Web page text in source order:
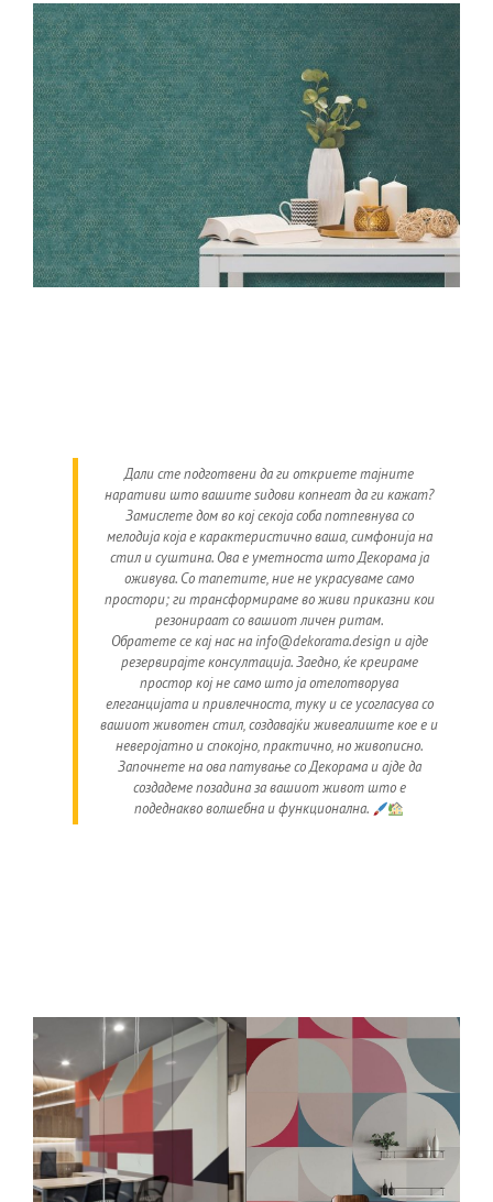
Дали сте подготвени да ги откриете тајните
наративи што вашите ѕидови копнеат да ги кажат?
Замислете дом во кој секоја соба потпевнува со
мелодија која е карактеристично ваша, симфонија на
стил и суштина. Ова е уметноста што Декорама ја
оживува. Со тапетите, ние не украсуваме само
простори; ги трансформираме во живи приказни кои
резонираат со вашиот личен ритам.
Обратете се кај нас на info@dekorama.design и ајде
резервирајте консултација. Заедно, ќе креираме
простор кој не само што ја отелотворува
елеганцијата и привлечноста, туку и се усогласува со
вашиот животен стил, создавајќи живеалиште кое е и
неверојатно и спокојно, практично, но живописно.
Започнете на ова патување со Декорама и ајде да
создадеме позадина за вашиот живот што е
подеднакво волшебна и функционална.